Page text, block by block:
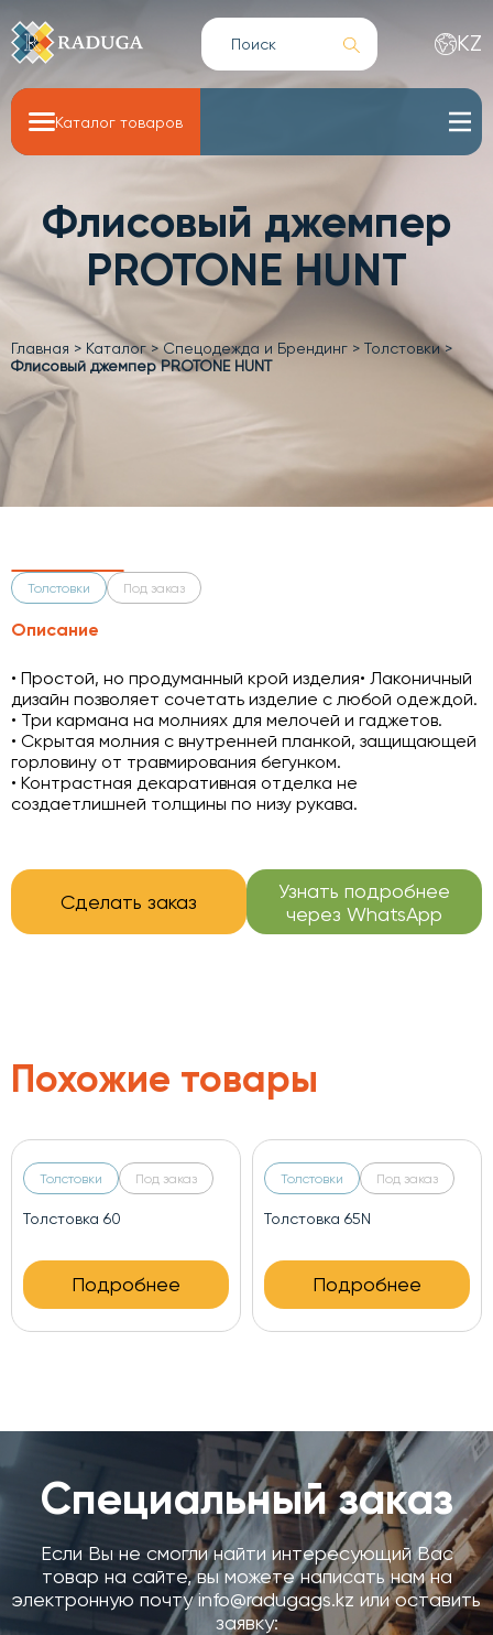
KZ
Каталог товаров
Флисовый джемпер
PROTONE HUNT
Главная > Каталог> Спецодежда и Брендинг > Толстовки>
Флисовый джемпер PROTONE HUNT
Толстовки Под заказ
Описание
• Простой, но продуманный крой изделия• Лаконичный
дизайн позволяет сочетать изделие с любой одеждой.
• Три кармана на молниях для мелочей и гаджетов.
• Скрытая молния с внутренней планкой, защищающей
горловину от травмирования бегунком.
• Контрастная декаративная отделка не
создаетлишней толщины по низу рукава.
Сделать заказ
Узнать подробнее
через WhatsApp
Похожие товары
Толстовки Под заказ
Толстовка 60
Подробнее
Толстовки Под заказ
Толстовка 65N
Подробнее
Специальный заказ
Если Вы не смогли найти интересующий Вас
товар на сайте, вы можете написать нам на
электронную почту info@radugags.kz или оставить
заявку: